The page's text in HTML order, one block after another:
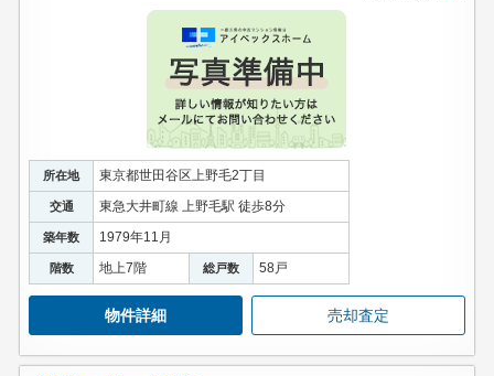
所在地 東京都世田谷区上野毛2丁目
交通 東急大井町線 上野毛駅 徒歩8分
築年数 1979年11月
階数 地上7階 総戸数 58戸
物件詳細 売却査定